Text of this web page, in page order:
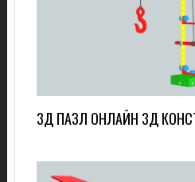
3Д ПАЗЛ ОНЛАЙН 3Д